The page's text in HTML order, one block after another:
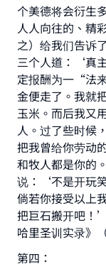
个美德将会衍生
人人向往的、精
之）给我们告诉
三个人道：‘真
定报酬为一“法
金便走了。我就
玉米。而后我又
人。过了些时候
把我曾给你劳动
和牧人都是你
说：‘不是开玩
倘若你接受以上
把巨石搬开吧！
哈里圣训实录》
第四：
"A person
good will